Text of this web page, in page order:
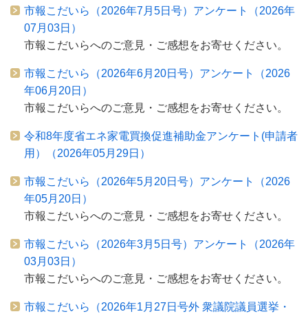
市報こだいら（2026年7月5日号）アンケート（2026年
07月03日）
市報こだいらへのご意見・ご感想をお寄せください。
市報こだいら（2026年6月20日号）アンケート（2026
年06月20日）
市報こだいらへのご意見・ご感想をお寄せください。
令和8年度省エネ家電買換促進補助金アンケート(申請者
用）（2026年05月29日）
市報こだいら（2026年5月20日号）アンケート（2026
年05月20日）
市報こだいらへのご意見・ご感想をお寄せください。
市報こだいら（2026年3月5日号）アンケート（2026年
03月03日）
市報こだいらへのご意見・ご感想をお寄せください。
市報こだいら（2026年1月27日号外 衆議院議員選挙・